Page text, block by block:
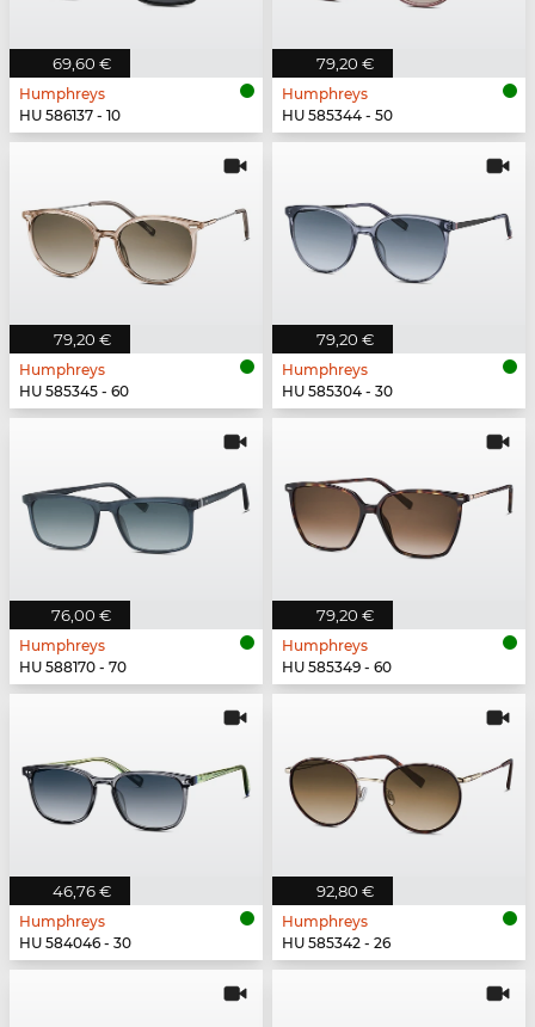
69,60 €
Humphreys
HU 586137 - 10
79,20 €
Humphreys
HU 585344 - 50
79,20 €
Humphreys
HU 585345 - 60
79,20 €
Humphreys
HU 585304 - 30
76,00 €
Humphreys
HU 588170 - 70
79,20 €
Humphreys
HU 585349 - 60
46,76 €
Humphreys
HU 584046 - 30
92,80 €
Humphreys
HU 585342 - 26